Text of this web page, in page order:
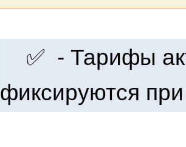
✅ - Тарифы
фиксируются